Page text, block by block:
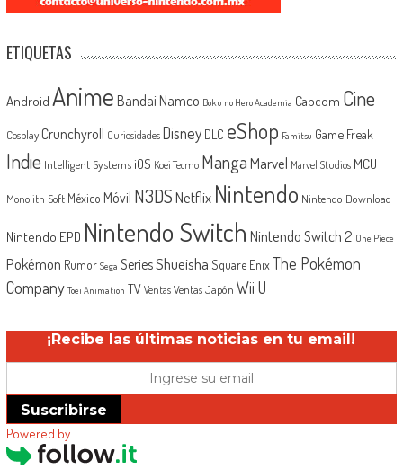
ETIQUETAS
Android Anime Bandai Namco Boku no Hero Academia Capcom Cine
Cosplay Crunchyroll Curiosidades Disney DLC eShop Famitsu Game Freak
Indie Intelligent Systems iOS Koei Tecmo MangaMarvel Marvel Studios MCU
Monolith Soft México Móvil N3DSNetflix Nintendo Nintendo Download
Nintendo EPD Nintendo Switch Nintendo Switch 2 One Piece
Pokémon Rumor Sega SeriesShueisha Square EnixThe Pokémon
Company Toei Animation TV Ventas Ventas Japón Wii U
¡Recibe las últimas noticias en tu email!
Suscribirse
Powered by